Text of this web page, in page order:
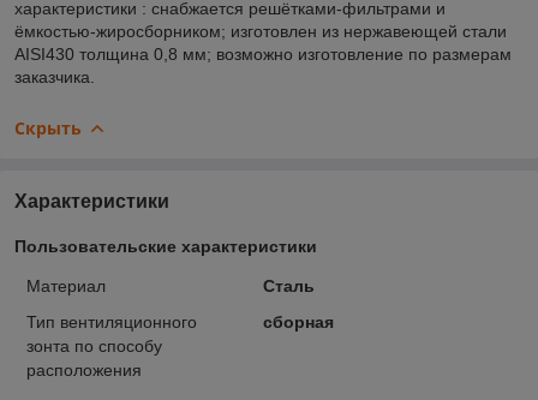
характеристики : снабжается решётками-фильтрами и
ёмкостью-жиросборником; изготовлен из нержавеющей стали
AISI430 толщина 0,8 мм; возможно изготовление по размерам
заказчика.
Скрыть
Характеристики
Пользовательские характеристики
Материал
Сталь
Тип вентиляционного
зонта по способу
расположения
сборная